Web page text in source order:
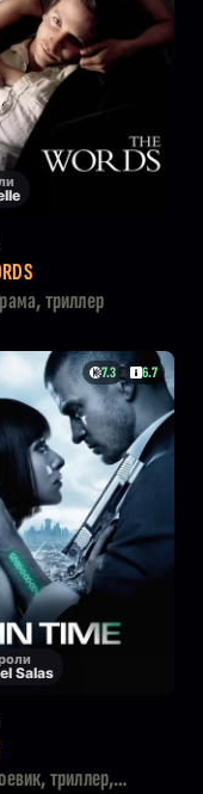
триллер
7.3 6.7
Salas
триллер,